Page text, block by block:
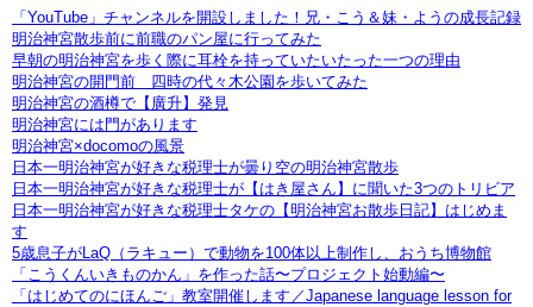
「YouTube」チャンネルを開設しました！兄・こう＆妹・ようの成長記録
明治神宮散歩前に前職のパン屋に行ってみた
早朝の明治神宮を歩く際に耳栓を持っていたいたった一つの理由
明治神宮の開門前 四時の代々木公園を歩いてみた
明治神宮の酒樽で【廣升】発見
明治神宮には門があります
明治神宮×docomoの風景
日本一明治神宮が好きな税理士が曇り空の明治神宮散歩
日本一明治神宮が好きな税理士が【はき屋さん】に聞いた3つのトリビア
日本一明治神宮が好きな税理士タケの【明治神宮お散歩日記】はじめま
す
5歳息子がLaQ（ラキュー）で動物を100体以上制作し、おうち博物館
「こうくんいきものかん」を作った話〜プロジェクト始動編〜
「はじめてのにほんご」教室開催します／Japanese language lesson for